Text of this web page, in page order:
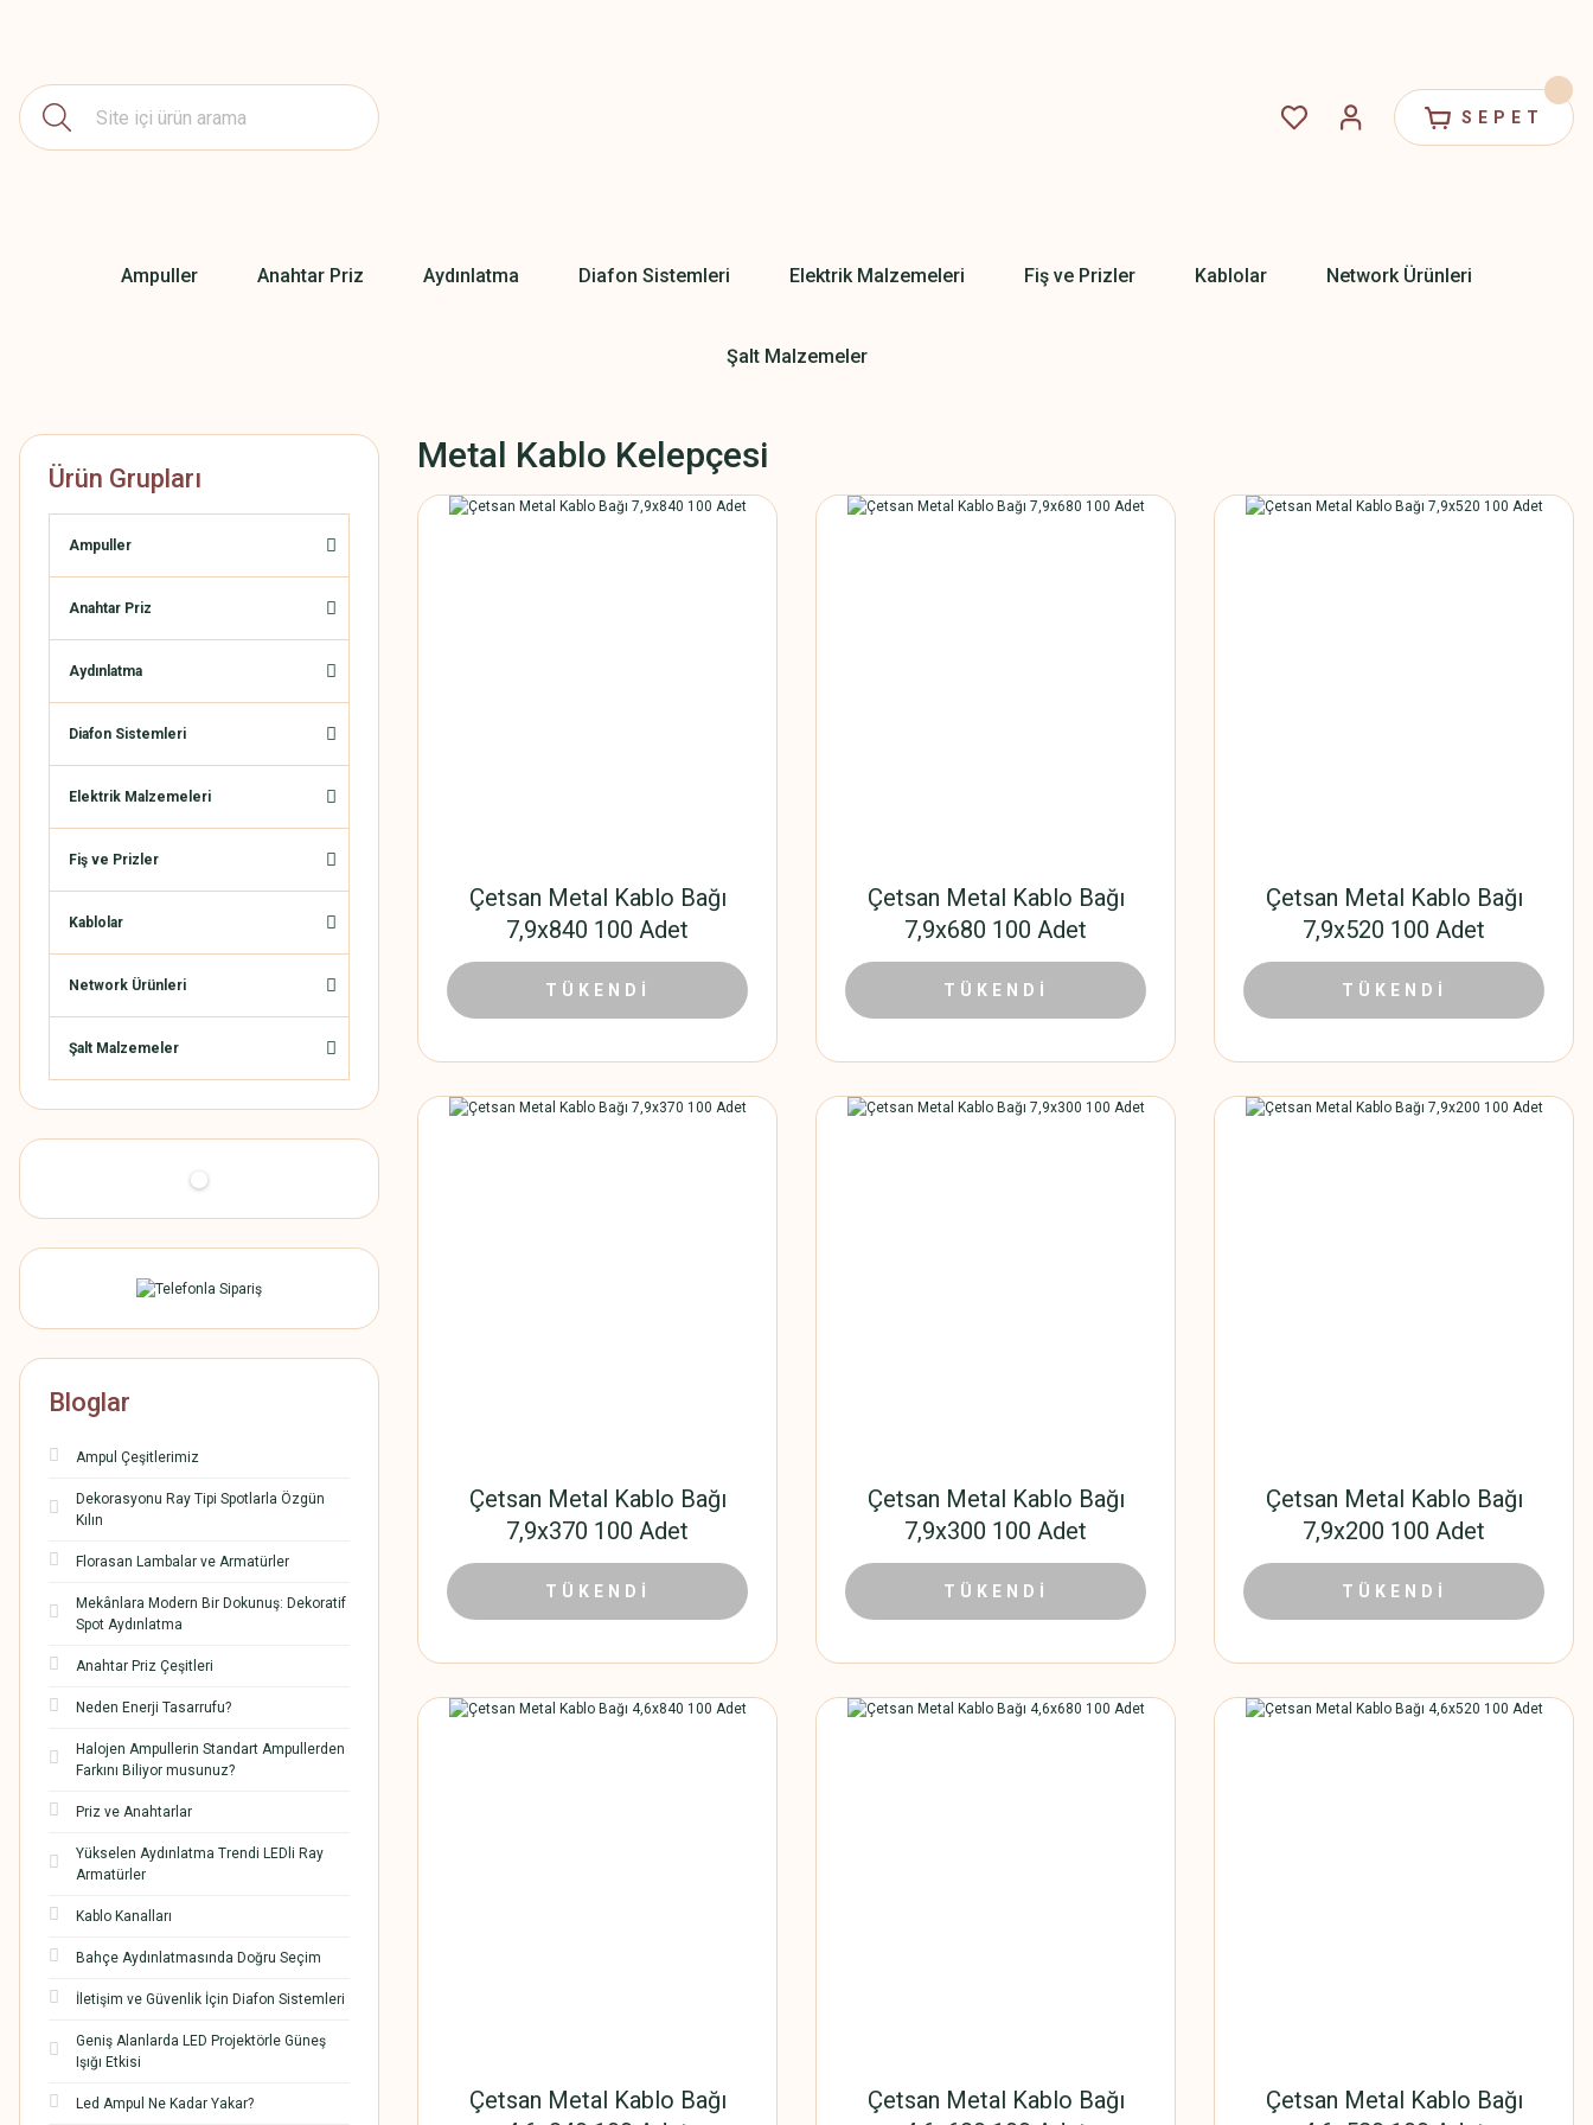
SEPET
Ampuller Anahtar Priz Aydınlatma Diafon Sistemleri Elektrik Malzemeleri Fiş ve Prizler Kablolar Network Ürünleri
Şalt Malzemeler
Ürün Grupları
Ampuller
Anahtar Priz
Aydınlatma
Diafon Sistemleri
Elektrik Malzemeleri
Fiş ve Prizler
Kablolar
Network Ürünleri
Şalt Malzemeler
Bloglar
Ampul Çeşitlerimiz
Dekorasyonu Ray Tipi Spotlarla Özgün
Kılın
Florasan Lambalar ve Armatürler
Mekânlara Modern Bir Dokunuş: Dekoratif
Spot Aydınlatma
Anahtar Priz Çeşitleri
Neden Enerji Tasarrufu?
Halojen Ampullerin Standart Ampullerden
Farkını Biliyor musunuz?
Priz ve Anahtarlar
Yükselen Aydınlatma Trendi LEDli Ray
Armatürler
Kablo Kanalları
Bahçe Aydınlatmasında Doğru Seçim
İletişim ve Güvenlik İçin Diafon Sistemleri
Geniş Alanlarda LED Projektörle Güneş
Işığı Etkisi
Led Ampul Ne Kadar Yakar?
Metal Kablo Kelepçesi
Çetsan Metal Kablo Bağı
7,9x840 100 Adet
2.982,00 TL 1.848,84 TL
TÜKENDİ
Çetsan Metal Kablo Bağı
7,9x680 100 Adet
2.448,00 TL 1.517,76 TL
TÜKENDİ
Çetsan Metal Kablo Bağı
7,9x520 100 Adet
2.040,00 TL 1.264,80 TL
TÜKENDİ
Çetsan Metal Kablo Bağı
7,9x370 100 Adet
1.698,00 TL 1.052,76 TL
TÜKENDİ
Çetsan Metal Kablo Bağı
7,9x300 100 Adet
1.428,00 TL 885,36 TL
TÜKENDİ
Çetsan Metal Kablo Bağı
7,9x200 100 Adet
1.224,00 TL 758,88 TL
TÜKENDİ
Çetsan Metal Kablo Bağı
Çetsan Metal Kablo Bağı
Çetsan Metal Kablo Bağı